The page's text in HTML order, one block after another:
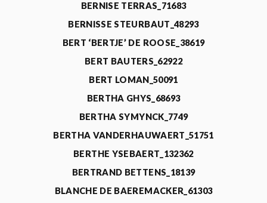
BERNISE TERRAS_71683
BERNISSE STEURBAUT_48293
BERT ‘BERTJE’ DE ROOSE_38619
BERT BAUTERS_62922
BERT LOMAN_50091
BERTHA GHYS_68693
BERTHA SYMYNCK_7749
BERTHA VANDERHAUWAERT_51751
BERTHE YSEBAERT_132362
BERTRAND BETTENS_18139
BLANCHE DE BAEREMACKER_61303